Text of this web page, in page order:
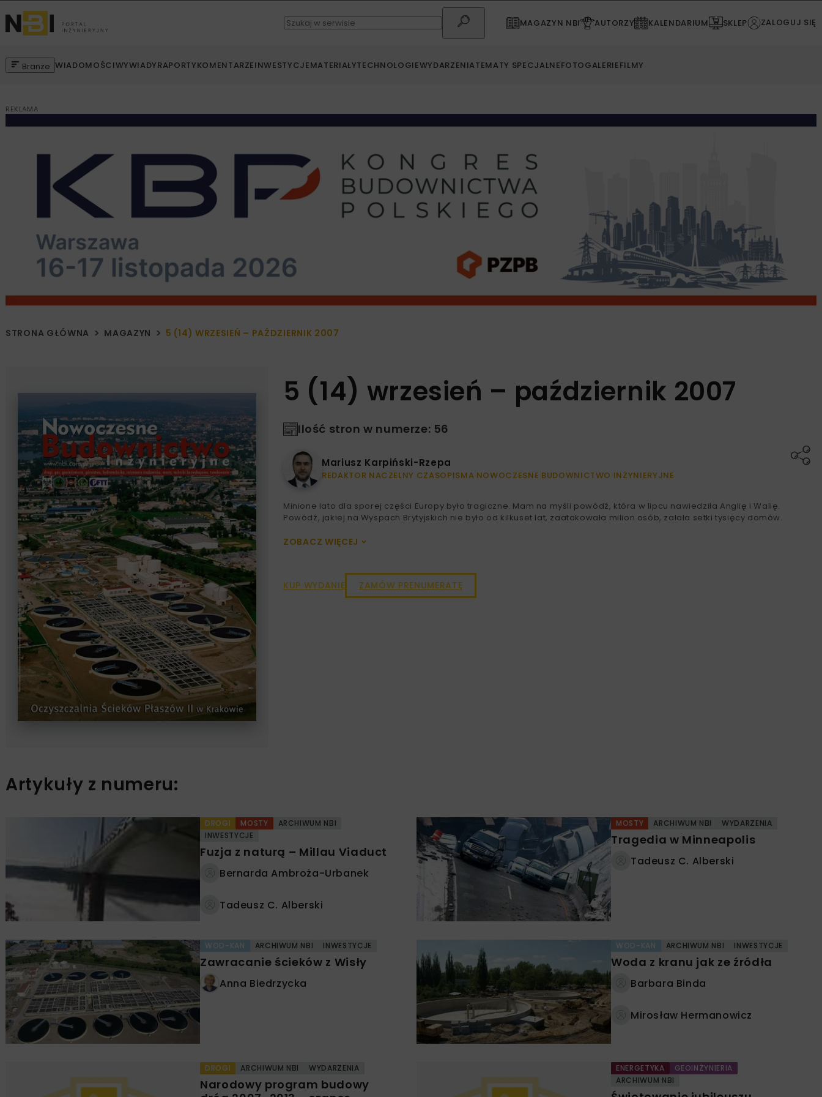
MAGAZYN NBI AUTORZY KALENDARIUM SKLEP ZALOGUJ SIĘ
Branże WIADOMOŚCIWYWIADYRAPORTYKOMENTARZEINWESTYCJEMATERIAŁYTECHNOLOGIEWYDARZENIATEMATY SPECJALNEFOTOGALERIEFILMY
REKLAMA
STRONA GŁÓWNA MAGAZYN 5 (14) WRZESIEŃ – PAŹDZIERNIK 2007
5 (14) wrzesień – październik 2007
Ilość stron w numerze: 56
Mariusz Karpiński-Rzepa
REDAKTOR NACZELNY CZASOPISMA NOWOCZESNE BUDOWNICTWO INŻYNIERYJNE
Minione lato dla sporej części Europy było tragiczne. Mam na myśli powódź, która w lipcu nawiedziła Anglię i Walię.
Powódź, jakiej na Wyspach Brytyjskich nie było od kilkuset lat, zaatakowała milion osób, zalała setki tysięcy domów.
ZOBACZ WIĘCEJ >
KUP WYDANIE ZAMÓW PRENUMERATĘ
Artykuły z numeru:
DROGI MOSTY
ARCHIWUM NBI
INWESTYCJE
Fuzja z naturą – Millau Viaduct
Bernarda Ambroża-Urbanek
Tadeusz C. Alberski
MOSTY ARCHIWUM NBI WYDARZENIA
Tragedia w Minneapolis
Tadeusz C. Alberski
WOD-KAN ARCHIWUM NBI INWESTYCJE
Zawracanie ścieków z Wisły
Anna Biedrzycka
WOD-KAN ARCHIWUM NBI INWESTYCJE
Woda z kranu jak ze źródła
Barbara Binda
Mirosław Hermanowicz
DROGI ARCHIWUM NBI WYDARZENIA
Narodowy program budowy
ENERGETYKA
GEOINŻYNIERIA
ARCHIWUM NBI